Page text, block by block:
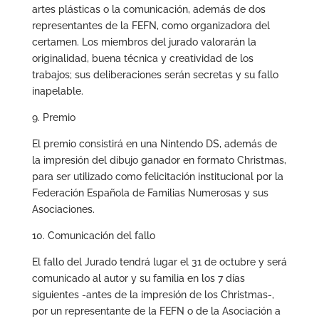
artes plásticas o la comunicación, además de dos
representantes de la FEFN, como organizadora del
certamen. Los miembros del jurado valorarán la
originalidad, buena técnica y creatividad de los
trabajos; sus deliberaciones serán secretas y su fallo
inapelable.
9. Premio
El premio consistirá en una Nintendo DS, además de
la impresión del dibujo ganador en formato Christmas,
para ser utilizado como felicitación institucional por la
Federación Española de Familias Numerosas y sus
Asociaciones.
10. Comunicación del fallo
El fallo del Jurado tendrá lugar el 31 de octubre y será
comunicado al autor y su familia en los 7 días
siguientes -antes de la impresión de los Christmas-,
por un representante de la FEFN o de la Asociación a